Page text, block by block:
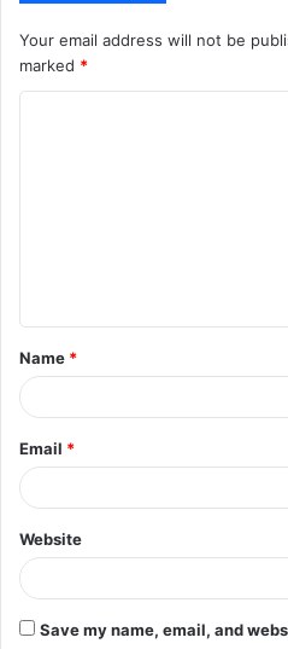
Your email address will not be
marked *
t
*
Name *
Email *
Website
Save my name, email, and